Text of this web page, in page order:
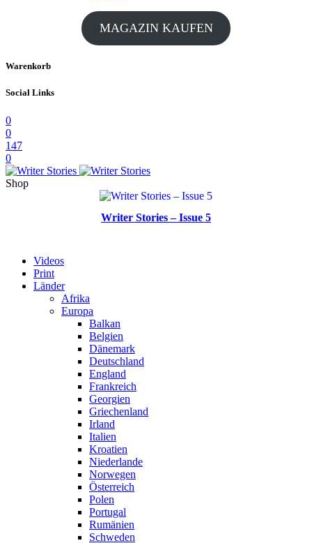
MAGAZIN KAUFEN
Warenkorb
Social Links
0
0
147
0
Shop
Writer Stories – Issue 5
Videos
Print
Länder
Afrika
Europa
Balkan
Belgien
Dänemark
Deutschland
England
Frankreich
Georgien
Griechenland
Irland
Italien
Kroatien
Niederlande
Norwegen
Österreich
Polen
Portugal
Rumänien
Schweden